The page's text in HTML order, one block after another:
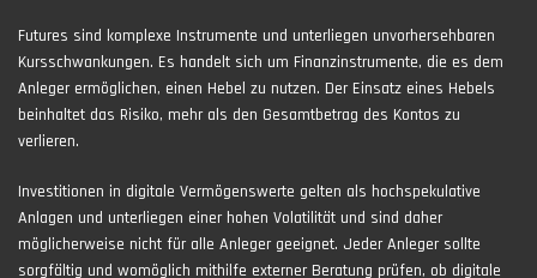
Futures sind komplexe Instrumente und unterliegen unvorhersehbaren
Kursschwankungen. Es handelt sich um Finanzinstrumente, die es dem
Anleger ermöglichen, einen Hebel zu nutzen. Der Einsatz eines Hebels
beinhaltet das Risiko, mehr als den Gesamtbetrag des Kontos zu
verlieren.
Investitionen in digitale Vermögenswerte gelten als hochspekulative
Anlagen und unterliegen einer hohen Volatilität und sind daher
möglicherweise nicht für alle Anleger geeignet. Jeder Anleger sollte
sorgfältig und womöglich mithilfe externer Beratung prüfen, ob digitale